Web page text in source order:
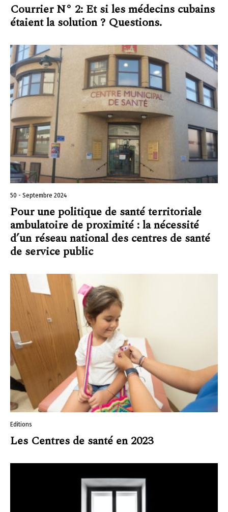
Courrier N° 2: Et si les médecins cubains
étaient la solution ? Questions.
50 - Septembre 2024
Pour une politique de santé territoriale
ambulatoire de proximité : la nécessité
d’un réseau national des centres de santé
de service public
Editions
Les Centres de santé en 2023